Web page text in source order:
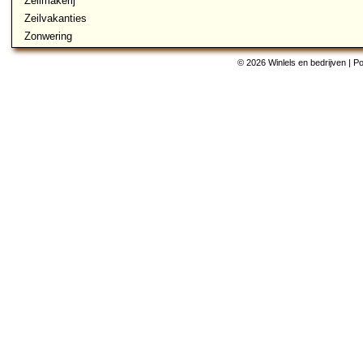
Zeilvakanties
Zonwering
© 2026 Winlels en bedrijven |